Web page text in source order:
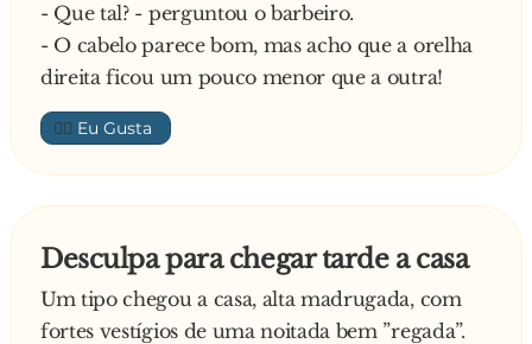
- Que tal? - perguntou o barbeiro.
- O cabelo parece bom, mas acho que a orelha
direita ficou um pouco menor que a outra!
👍🏼
Desculpa para chegar tarde a casa
Um tipo chegou a casa, alta madrugada, com
fortes vestígios de uma noitada bem ”regada”.